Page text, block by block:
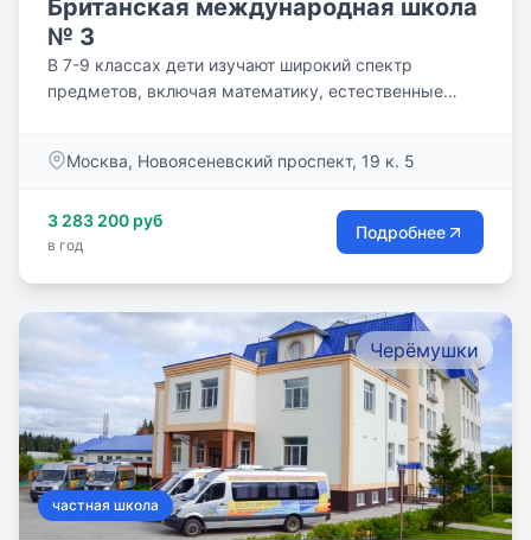
Британская международная школа
№ 3
В 7-9 классах дети изучают широкий спектр
предметов, включая математику, естественные
Москва, Новоясеневский проспект, 19 к. 5
3 283 200 руб
в год
Подробнее
Черёмушки
частная школа